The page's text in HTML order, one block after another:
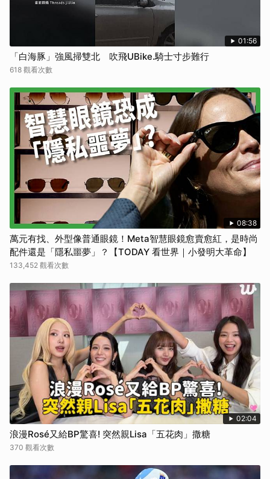
01:56
「白海豚」強風掃雙北 吹飛UBike.騎士寸步難行
618 觀看次數
08:38
萬元有找、外型像普通眼鏡！Meta智慧眼鏡愈賣愈紅，是時尚
配件還是「隱私噩夢」？【TODAY 看世界｜小發明大革命】
133,452 觀看次數
02:04
浪漫Rosé又給BP驚喜! 突然親Lisa「五花肉」撒糖
370 觀看次數